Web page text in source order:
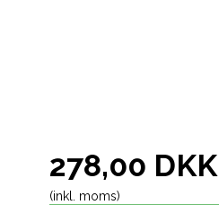
278,00 DKK
(inkl. moms)